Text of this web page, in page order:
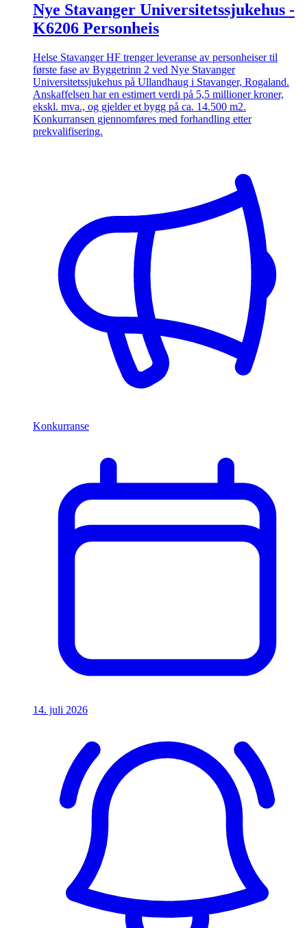
Nye Stavanger Universitetssjukehus -
K6206 Personheis
Helse Stavanger HF trenger leveranse av personheiser til
første fase av Byggetrinn 2 ved Nye Stavanger
Universitetssjukehus på Ullandhaug i Stavanger, Rogaland.
Anskaffelsen har en estimert verdi på 5,5 millioner kroner,
ekskl. mva., og gjelder et bygg på ca. 14.500 m2.
Konkurransen gjennomføres med forhandling etter
prekvalifisering.
Konkurranse
14. juli 2026